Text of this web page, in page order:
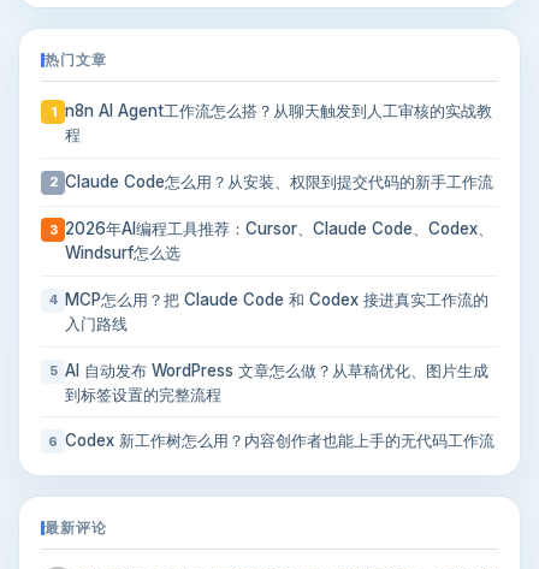
热门文章
1 n8n AI Agent工作流怎么搭？从聊天触发到人工审核的实战教
程
2 Claude Code怎么用？从安装、权限到提交代码的新手工作流
3 2026年AI编程工具推荐：Cursor、Claude Code、Codex、
Windsurf怎么选
4
MCP怎么用？把 Claude Code 和 Codex 接进真实工作流的
入门路线
5 AI 自动发布 WordPress 文章怎么做？从草稿优化、图片生成
到标签设置的完整流程
6 Codex 新工作树怎么用？内容创作者也能上手的无代码工作流
最新评论